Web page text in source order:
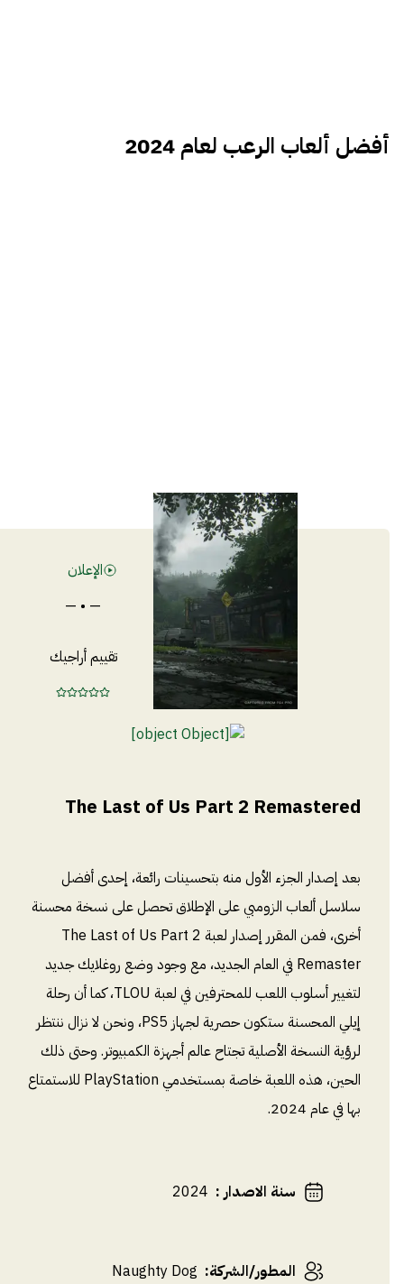
أفضل ألعاب الرعب لعام 2024
الإعلان
— • —
تقييم أراجيك
The Last of Us Part 2 Remastered
بعد إصدار الجزء الأول منه بتحسينات رائعة، إحدى أفضل
سلاسل ألعاب الزومبي على الإطلاق تحصل على نسخة محسنة
أخرى، فمن المقرر إصدار لعبة The Last of Us Part 2
Remaster في العام الجديد، مع وجود وضع روغلايك جديد
لتغيير أسلوب اللعب للمحترفين في لعبة TLOU، كما أن رحلة
إيلي المحسنة ستكون حصرية لجهاز PS5، ونحن لا نزال ننتظر
لرؤية النسخة الأصلية تجتاح عالم أجهزة الكمبيوتر. وحتى ذلك
الحين، هذه اللعبة خاصة بمستخدمي PlayStation للاستمتاع
بها في عام 2024.
سنة الاصدار:
2024
المطور/الشركة:
Naughty Dog